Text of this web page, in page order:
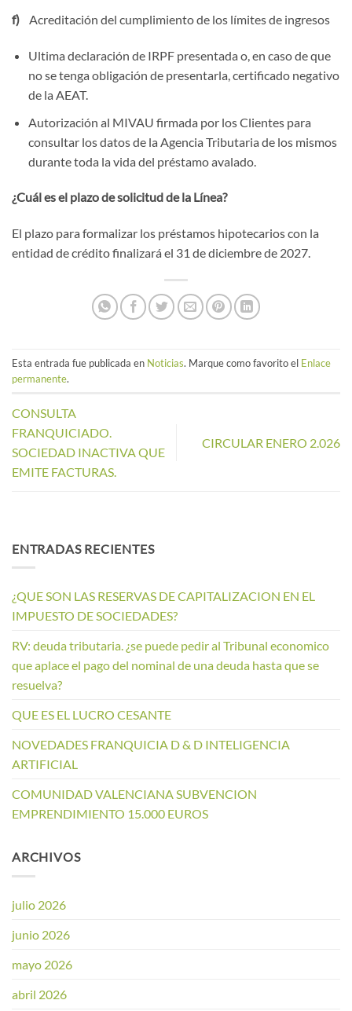
f) Acreditación del cumplimiento de los límites de ingresos
Ultima declaración de IRPF presentada o, en caso de que
no se tenga obligación de presentarla, certificado negativo
de la AEAT.
Autorización al MIVAU firmada por los Clientes para
consultar los datos de la Agencia Tributaria de los mismos
durante toda la vida del préstamo avalado.
¿Cuál es el plazo de solicitud de la Línea?
El plazo para formalizar los préstamos hipotecarios con la
entidad de crédito finalizará el 31 de diciembre de 2027.
Esta entrada fue publicada en Noticias. Marque como favorito el Enlace
permanente.
CONSULTA
FRANQUICIADO.
SOCIEDAD INACTIVA QUE
EMITE FACTURAS.
CIRCULAR ENERO 2.026
ENTRADAS RECIENTES
¿QUE SON LAS RESERVAS DE CAPITALIZACION EN EL
IMPUESTO DE SOCIEDADES?
RV: deuda tributaria. ¿se puede pedir al Tribunal economico
que aplace el pago del nominal de una deuda hasta que se
resuelva?
QUE ES EL LUCRO CESANTE
NOVEDADES FRANQUICIA D & D INTELIGENCIA
ARTIFICIAL
COMUNIDAD VALENCIANA SUBVENCION
EMPRENDIMIENTO 15.000 EUROS
ARCHIVOS
julio 2026
junio 2026
mayo 2026
abril 2026